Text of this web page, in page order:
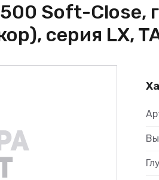
Soft-Close,
серия LX,